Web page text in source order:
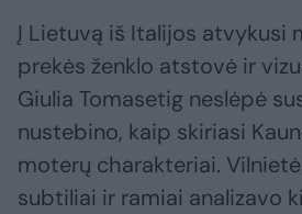
Į Lietuvą iš Italijos atvykusi
prekės ženklo atstovė ir
Giulia Tomasetig neslėpė
nustebino, kaip skiriasi
moterų charakteriai.
subtiliai ir ramiai analizavo